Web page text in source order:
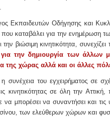
Εκπαιδευτών Οδήγησης και
καταβάλει για την ενημέρωση
βιώσιμη κινητικότητα, συνεχίζει
για την δημιουργία των άλλων
χώρας αλλά και οι άλλες
του εγχειρήματος σε
κινητικότητας σε όλη την
να μπορέσει να συναντήσει και
των ελεύθερων χώρων και